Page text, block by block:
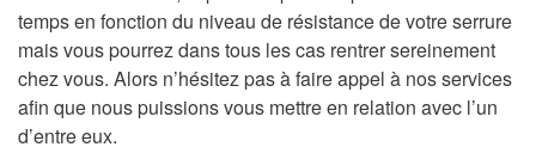
temps en fonction du niveau de résistance de votre serrure
mais vous pourrez dans tous les cas rentrer sereinement
chez vous. Alors n’hésitez pas à faire appel à nos services
afin que nous puissions vous mettre en relation avec l’un
d’entre eux.